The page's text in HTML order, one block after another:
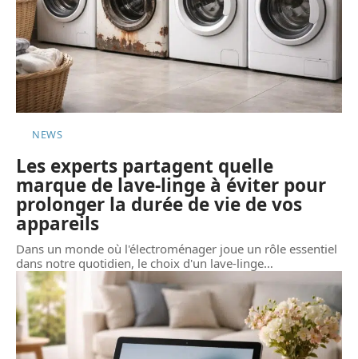
NEWS
Les experts partagent quelle
marque de lave-linge à éviter pour
prolonger la durée de vie de vos
appareils
Dans un monde où l'électroménager joue un rôle essentiel
dans notre quotidien, le choix d'un lave-linge…